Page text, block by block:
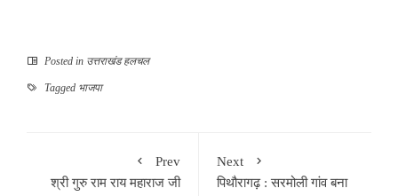
Posted in उत्तराखंड हलचल
Tagged भाजपा
Prev
श्री गुरु राम राय महाराज जी
Next
पिथौरागढ़ : सरमोली गांव बना